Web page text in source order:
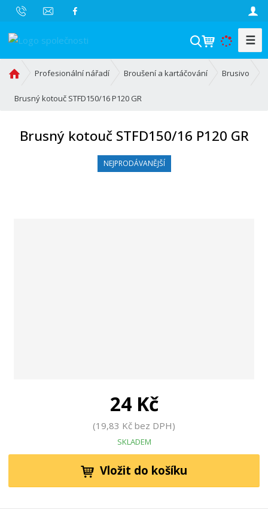
V
h
a
☰
o
Profesionální nářadí Broušení a kartáčování Brusivo
Brusný kotouč STFD150/16 P120 GR
Brusný kotouč STFD150/16 P120 GR
NEJPRODÁVANĚJŠÍ
24 Kč
19,83 Kč bez DPH
SKLADEM
Vložit do košíku